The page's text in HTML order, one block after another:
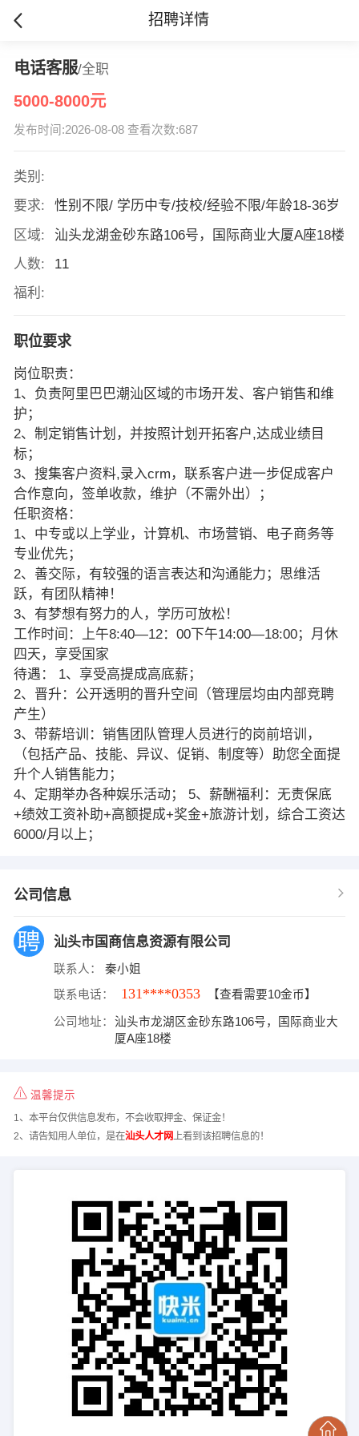
招聘详情
电话客服/全职
5000-8000元
发布时间:2026-08-08 查看次数:687
类别:
要求:
性别不限/ 学历中专/技校/经验不限/年龄18-36岁
区域:
汕头龙湖金砂东路106号，国际商业大厦A座18楼
人数:
11
福利:
职位要求
岗位职责：
1、负责阿里巴巴潮汕区域的市场开发、客户销售和维
护；
2、制定销售计划，并按照计划开拓客户,达成业绩目
标；
3、搜集客户资料,录入crm，联系客户进一步促成客户
合作意向，签单收款，维护（不需外出）；
任职资格：
1、中专或以上学业，计算机、市场营销、电子商务等
专业优先；
2、善交际，有较强的语言表达和沟通能力；思维活
跃，有团队精神！
3、有梦想有努力的人，学历可放松！
工作时间：上午8:40—12：00下午14:00—18:00；月休
四天，享受国家
待遇： 1、享受高提成高底薪；
2、晋升：公开透明的晋升空间（管理层均由内部竞聘
产生）
3、带薪培训：销售团队管理人员进行的岗前培训，
（包括产品、技能、异议、促销、制度等）助您全面提
升个人销售能力；
4、定期举办各种娱乐活动； 5、薪酬福利：无责保底
+绩效工资补助+高额提成+奖金+旅游计划，综合工资达
6000/月以上；
公司信息
汕头市国商信息资源有限公司
联系人： 秦小姐
联系电话： 131****0353 【查看需要10金币】
公司地址：
汕头市龙湖区金砂东路106号，国际商业大
厦A座18楼
温馨提示
1、本平台仅供信息发布，不会收取押金、保证金！
2、请告知用人单位，是在汕头人才网上看到该招聘信息的！